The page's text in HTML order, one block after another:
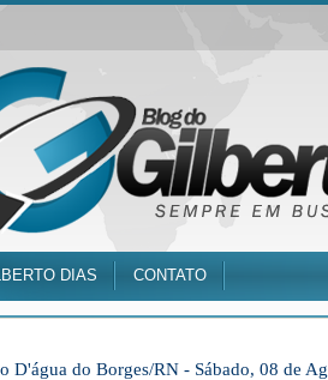
DIAS CONTATO
D'água do Borges/RN - Sábado, 08 de